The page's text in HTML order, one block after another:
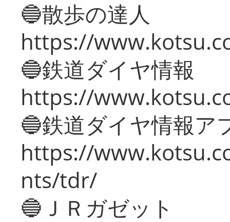
🔵散歩の達人
https://
🔵鉄道ダイヤ情報
https://
🔵鉄道ダイヤ情報ア
https://
nts/tdr/
🔵ＪＲガゼット